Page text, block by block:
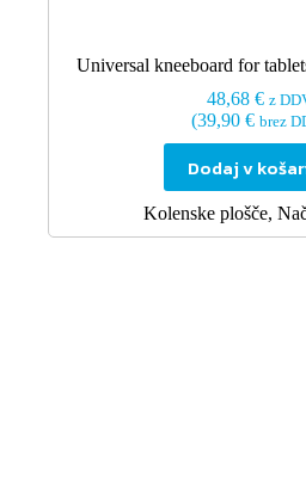
Universal kneeboard for
48,68€ z
(39,90 € brez
Dodaj v
Kolenske plošče,